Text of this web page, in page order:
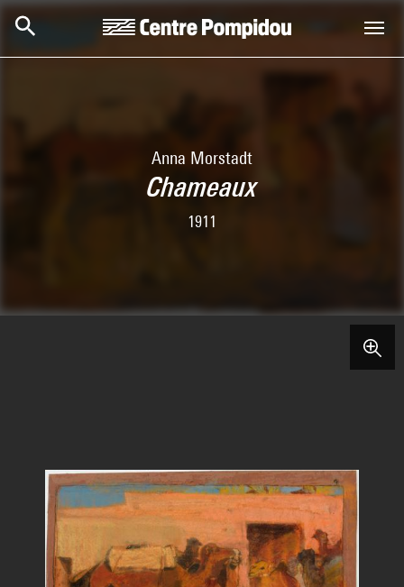
Skip to main content
Anna Morstadt
Chameaux
1911